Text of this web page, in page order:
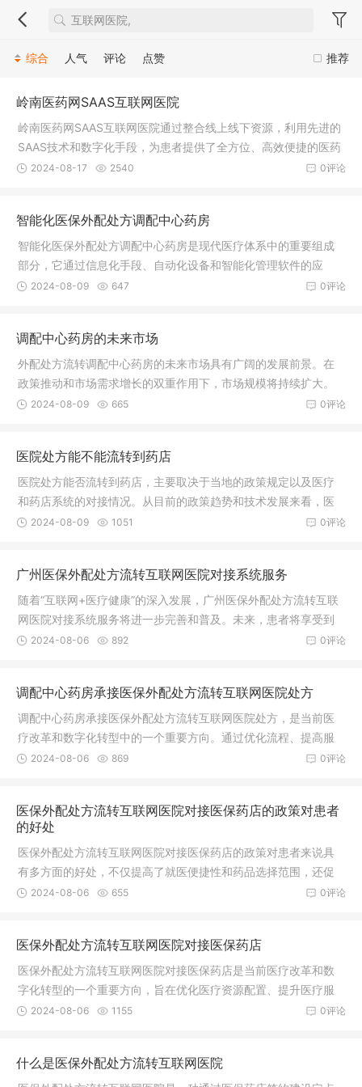
推荐
综合 人气 评论 点赞
岭南医药网SAAS互联网医院
岭南医药网SAAS互联网医院通过整合线上线下资源，利用先进的
SAAS技术和数字化手段，为患者提供了全方位、高效便捷的医药
健康服务。这些服务不仅提高了医疗服务的效率和便捷性，也促
0评论
2024-08-17 2540
智能化医保外配处方调配中心药房
智能化医保外配处方调配中心药房是现代医疗体系中的重要组成
部分，它通过信息化手段、自动化设备和智能化管理软件的应
用，实现了处方调配的自动化、智能化和精准化，提高了工作效
0评论
2024-08-09 647
调配中心药房的未来市场
外配处方流转调配中心药房的未来市场具有广阔的发展前景。在
政策推动和市场需求增长的双重作用下，市场规模将持续扩大。
然而，面对日益激烈的市场竞争和患者日益增长的专业化服务需
0评论
2024-08-09 665
医院处方能不能流转到药店
医院处方能否流转到药店，主要取决于当地的政策规定以及医疗
和药店系统的对接情况。从目前的政策趋势和技术发展来看，医
院处方流转到药店是可行的，并且正在逐步推广和实现。
0评论
2024-08-09 1051
广州医保外配处方流转互联网医院对接系统服务
随着“互联网+医疗健康”的深入发展，广州医保外配处方流转互联
网医院对接系统服务将进一步完善和普及。未来，患者将享受到
更加便捷、高效、安全的医保服务体验。同时，这也将推动广州
0评论
2024-08-06 892
调配中心药房承接医保外配处方流转互联网医院处方
调配中心药房承接医保外配处方流转互联网医院处方，是当前医
疗改革和数字化转型中的一个重要方向。通过优化流程、提高服
务质量和加强监管等措施，可以进一步推动该模式的发展和完0评论
2024-08-06 869
医保外配处方流转互联网医院对接医保药店的政策对患者
的好处
医保外配处方流转互联网医院对接医保药店的政策对患者来说具
有多方面的好处，不仅提高了就医便捷性和药品选择范围，还促
进了药品价格透明化、提升了用药安全性和患者自主权，同时也
0评论
2024-08-06 655
医保外配处方流转互联网医院对接医保药店
医保外配处方流转互联网医院对接医保药店是当前医疗改革和数
字化转型的一个重要方向，旨在优化医疗资源配置、提升医疗服
务效率，并满足患者对便捷、高效医疗服务的需求。
0评论
2024-08-06 1155
什么是医保外配处方流转互联网医院